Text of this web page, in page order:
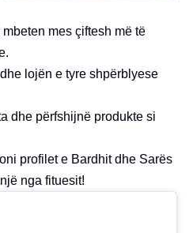
mes çiftesh më të
lojën e tyre shpërblyese
dhe përfshijnë produkte si
profilet e Bardhit dhe Sarës
nga fituesit!